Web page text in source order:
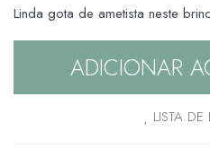
Linda gota de ametista neste
ADICIONAR
LISTA DE